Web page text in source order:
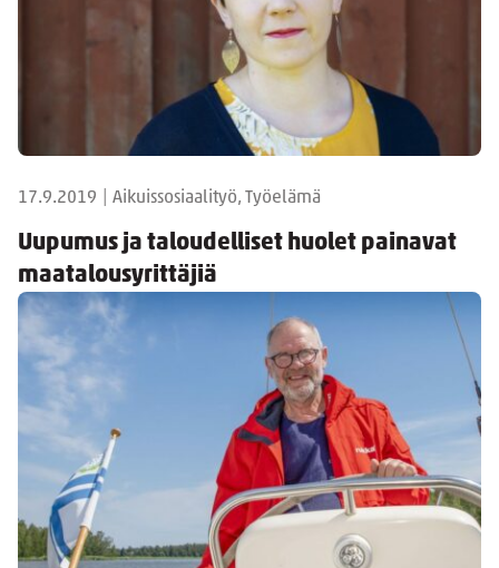
17.9.2019 Aikuissosiaalityö, Työelämä
Uupumus ja taloudelliset huolet painavat
maatalousyrittäjiä